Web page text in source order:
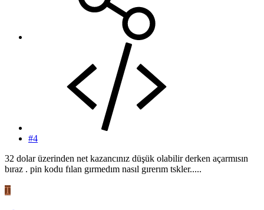
#4
32 dolar üzerinden net kazancınız düşük olabilir derken açarmısın
bıraz . pin kodu fılan gırmedım nasıl gırerım tskler.....
T